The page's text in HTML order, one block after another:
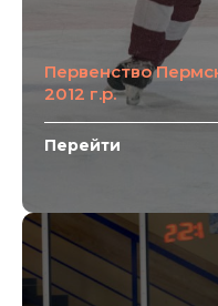
Первенство
2012 г.р.
Перейти